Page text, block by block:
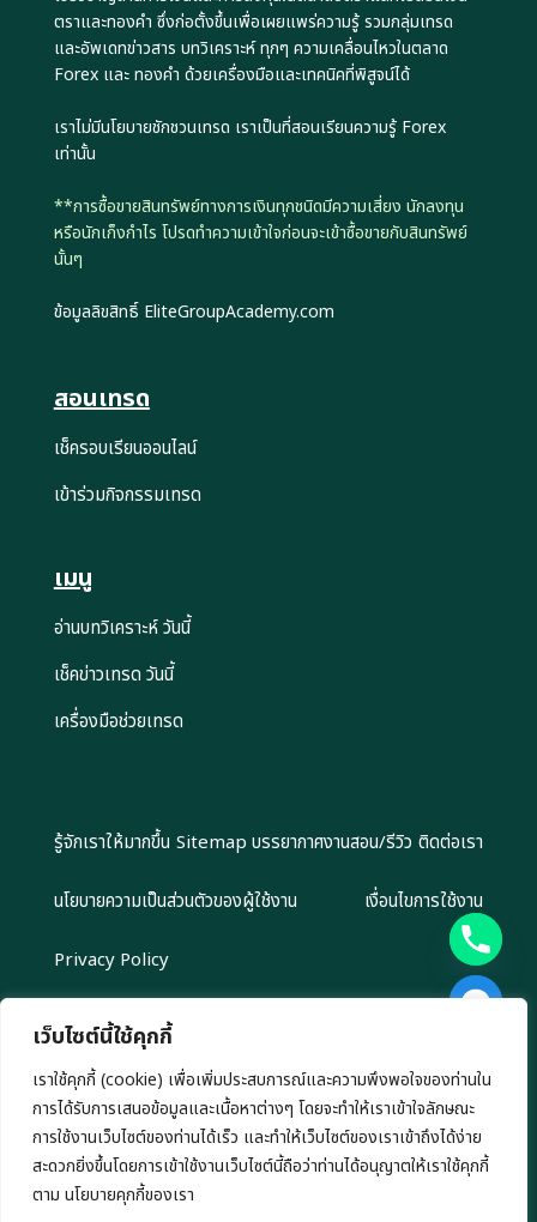
เว็บไซต์นี้ใช้คุกกี้
เราใช้คุกกี้ (cookie) เพื่อเพิ่มประสบการณ์และความพึงพอใจของท่านใน
การได้รับการเสนอข้อมูลและเนื้อหาต่างๆ โดยจะทำให้เราเข้าใจลักษณะ
การใช้งานเว็บไซต์ของท่านได้เร็ว และทำให้เว็บไซต์ของเราเข้าถึงได้ง่าย
สะดวกยิ่งขึ้นโดยการเข้าใช้งานเว็บไซต์นี้ถือว่าท่านได้อนุญาตให้เราใช้คุกกี้
ตาม นโยบายคุกกี้ของเรา
ตราและทองคำ ซึ่งก่อตั้งขึ้นเพื่อเผยแพร่ความรู้ รวมกลุ่มเทรด
และอัพเดทข่าวสาร บทวิเคราะห์ ทุกๆ ความเคลื่อนไหวในตลาด
Forex และ ทองคำ ด้วยเครื่องมือและเทคนิคที่พิสูจน์ได้
เราไม่มีนโยบายชักชวนเทรด เราเป็นที่สอนเรียนความรู้ Forex
เท่านั้น
**การซื้อขายสินทรัพย์ทางการเงินทุกชนิดมีความเสี่ยง นักลงทุน
หรือนักเก็งกำไร โปรดทำความเข้าใจก่อนจะเข้าซื้อขายกับสินทรัพย์
นั้นๆ
ข้อมูลลิขสิทธิ์ EliteGroupAcademy.com
สอนเทรด
เช็ครอบเรียนออนไลน์
เข้าร่วมกิจกรรมเทรด
เมนู
อ่านบทวิเคราะห์ วันนี้
เช็คข่าวเทรด วันนี้
เครื่องมือช่วยเทรด
รู้จักเราให้มากขึ้น Sitemap บรรยากาศงานสอน/รีวิว ติดต่อเรา
นโยบายความเป็นส่วนตัวของผู้ใช้งาน เงื่อนไขการใช้งาน
Privacy Policy
Copyright 2024 EliteGroupAcademy.com © สงวนลิขสิทธิ์ตาม
กฎหมาย ห้ามนำไปทำซ้ำ หรือคัดลอกข้อมูลโดยไม่ได้รับอนุญาต
เรามีนโยบาย นำเสนอข้อมูลอย่างโปร่งสัยและเป็นกลาง ทุกข้อมูลที่นำเสนอ เรา
ไม่มีเจตนาชักชวนการลงทุน หรือ ชี้นำการลงทุนใดๆ ทั้งสิ้น
chaty